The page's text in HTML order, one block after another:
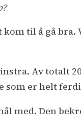
til å gå
Av totalt
som er helt
med. Den